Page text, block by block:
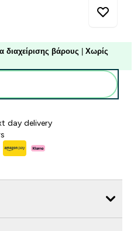
βάρους
Χωρίς
day delivery